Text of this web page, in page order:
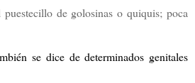
puestecillo de golosinas o quiquis; poca
se dice de determinados genitales